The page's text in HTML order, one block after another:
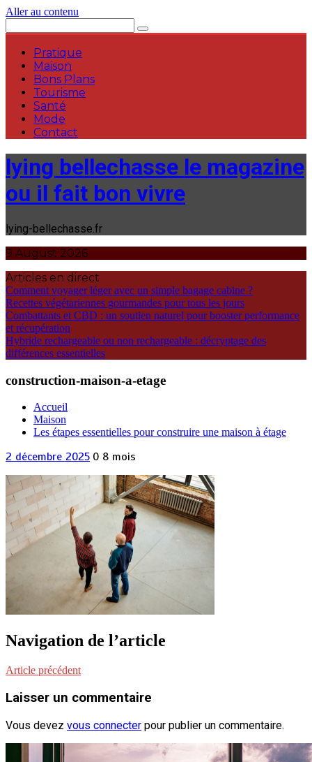
Aller au contenu
Pratique
Maison
Bons Plans
Tourisme
Santé
Mode
Contact
lying bellechasse le magazine
ou il fait bon vivre
lying-bellechasse.fr
9 August 2026
Articles en direct
Comment voyager léger avec un simple bagage cabine ?
Recettes végétariennes gourmandes pour tous les jours
Combattants et CBD : un soutien naturel pour booster performance
et récupération
Hybride rechargeable ou non rechargeable : décryptage des
différences essentielles
construction-maison-a-etage
Accueil
Maison
Les étapes essentielles pour construire une maison à étage
2 décembre 2025 0 8 mois
Navigation de l’article
Article précédent
Laisser un commentaire
Vous devez vous connecter pour publier un commentaire.